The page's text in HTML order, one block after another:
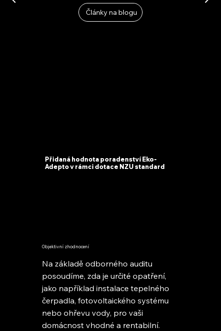
Články na blogu
Přidaná hodnota poradenství Eko-
Adepto v rámci dotace NZU standard
Objektivní zhodnocení
Na základě odborného auditu
posoudíme, zda je určité opatření,
jako například instalace tepelného
čerpadla, fotovoltaického systému
nebo ohřevu vody, pro vaši
domácnost vhodné a rentabilní.